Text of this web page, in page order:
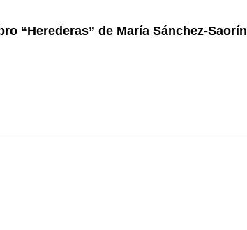
“Herederas” de María Sánchez-Saorín